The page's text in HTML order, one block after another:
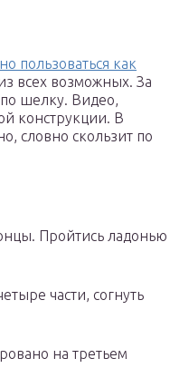
пользоваться как
всех возможных. За
шелку. Видео,
конструкции. В
словно скользит по
Пройтись ладонью
части, согнуть
на третьем